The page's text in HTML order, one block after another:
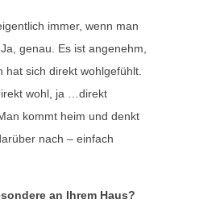
immer, wenn man
genau. Es ist angenehm,
sich direkt wohlgefühlt.
wohl, ja …direkt
kommt heim und denkt
nach – einfach
an Ihrem Haus?